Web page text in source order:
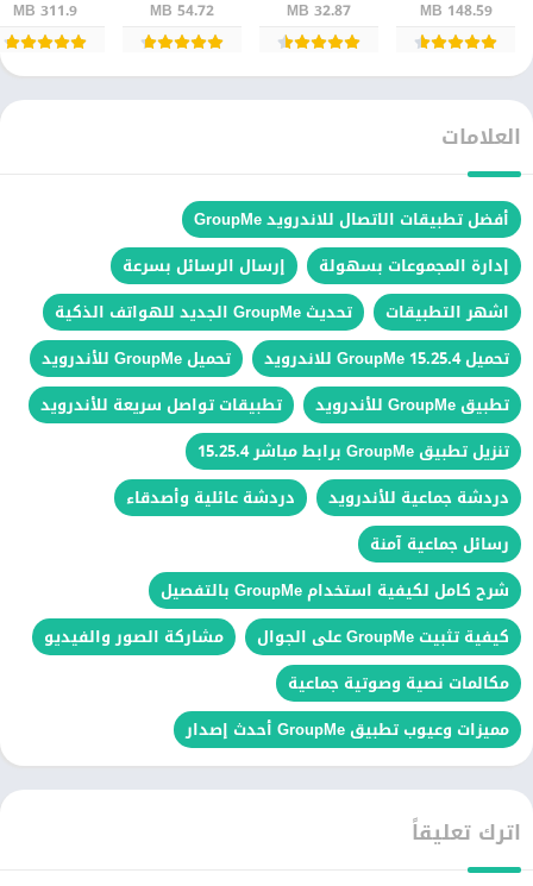
148.59 MB
32.87 MB
54.72 MB
اصطناعي
311.9 MB
العلامات
أفضل تطبيقات الاتصال للاندرويد GroupMe
إدارة المجموعات بسهولة
إرسال الرسائل بسرعة
اشهر التطبيقات
تحديث GroupMe الجديد للهواتف الذكية
تحميل GroupMe 15.25.4 للاندرويد
تحميل GroupMe للأندرويد
تطبيق GroupMe للأندرويد
تطبيقات تواصل سريعة للأندرويد
تنزيل تطبيق GroupMe برابط مباشر 15.25.4
دردشة جماعية للأندرويد
دردشة عائلية وأصدقاء
رسائل جماعية آمنة
شرح كامل لكيفية استخدام GroupMe بالتفصيل
كيفية تثبيت GroupMe على الجوال
مشاركة الصور والفيديو
مكالمات نصية وصوتية جماعية
مميزات وعيوب تطبيق GroupMe أحدث إصدار
اترك تعليقاً